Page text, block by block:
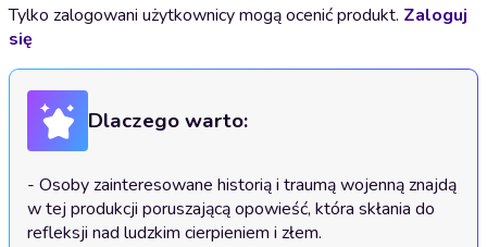
Tylko zalogowani użytkownicy mogą ocenić produkt. Zaloguj
się
Dlaczego warto:
- Osoby zainteresowane historią i traumą wojenną znajdą
w tej produkcji poruszającą opowieść, która skłania do
refleksji nad ludzkim cierpieniem i złem.